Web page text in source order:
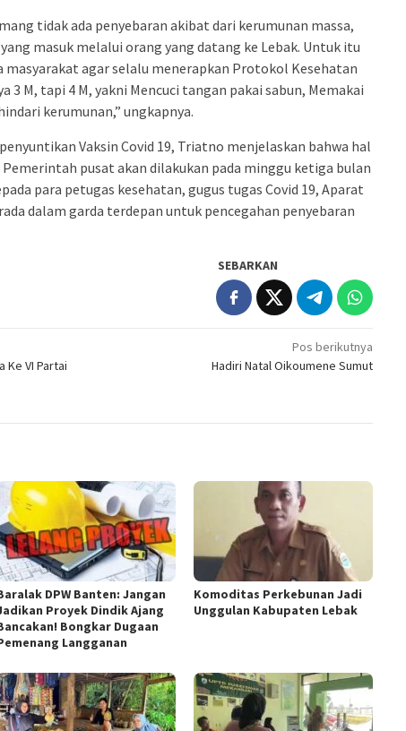
tidak ada penyebaran akibat dari kerumunan massa,
masuk melalui orang yang datang ke Lebak. Untuk itu
agar selalu menerapkan Protokol Kesehatan
3 M, tapi 4 M, yakni Mencuci tangan pakai sabun, Memakai
kerumunan,” ungkapnya.
Vaksin Covid 19, Triatno menjelaskan bahwa hal
pusat akan dilakukan pada minggu ketiga bulan
para petugas kesehatan, gugus tugas Covid 19, Aparat
dalam garda terdepan untuk pencegahan penyebaran
SEBARKAN
Ke VI Partai
Pos berikutnya
Hadiri Natal Oikoumene Sumut
DPW Banten: Jangan
Proyek Dindik Ajang
Bongkar Dugaan
Langganan
Komoditas Perkebunan Jadi
Unggulan Kabupaten Lebak